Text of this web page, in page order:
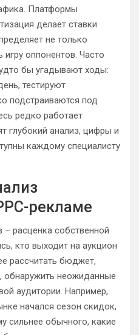
Платформы
делает ставки
не только
игру оппонентов. Часто
бы угадывают ходы:
тестируют
подстраиваются под
редко работает
глубокий анализ, цифры и
каждому специалисту
рекламе
– расценка собственной
кто выходит на аукцион
рассчитать бюджет,
неожиданные
аудитории. Например,
начался сезон скидок,
сильнее обычного, какие